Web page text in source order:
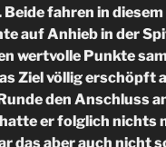
fahren in
auf Anhieb in der
wertvolle Punkte
Ziel völlig erschöpft
den Anschluss
er folglich nichts
das aber auch nicht